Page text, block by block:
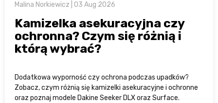
Malina Norkiewicz | 03 Aug 2026
Kamizelka asekuracyjna czy
ochronna? Czym się różnią i
którą wybrać?
Dodatkowa wyporność czy ochrona podczas upadków?
Zobacz, czym różnią się kamizelki asekuracyjne i ochronne
oraz poznaj modele Dakine Seeker DLX oraz Surface.